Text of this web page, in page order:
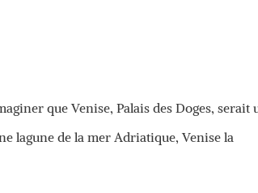
que Venise, Palais des Doges, serait
lagune de la mer Adriatique, Venise la